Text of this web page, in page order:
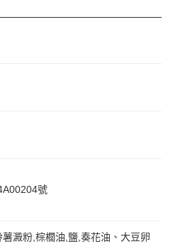
號
澱粉,棕櫚油,鹽,奏花油、大豆卵